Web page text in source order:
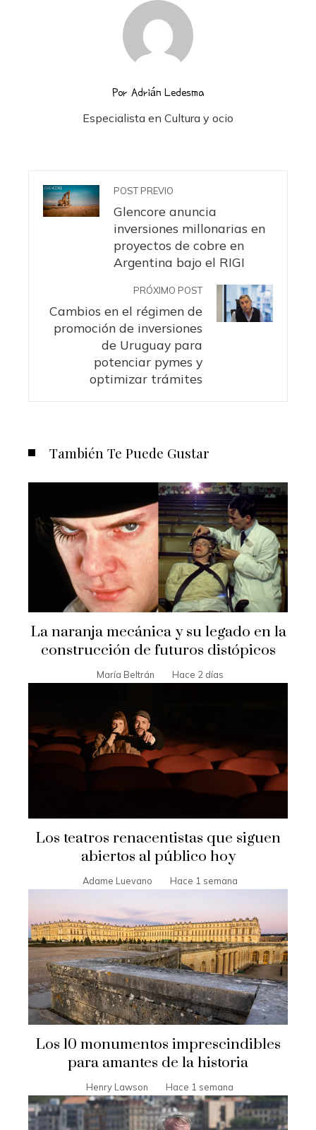
Por Adrián Ledesma
Especialista en Cultura y ocio
POST PREVIO
Glencore anuncia
inversiones millonarias en
proyectos de cobre en
Argentina bajo el RIGI
PRÓXIMO POST
Cambios en el régimen de
promoción de inversiones
de Uruguay para
potenciar pymes y
optimizar trámites
También Te Puede Gustar
La naranja mecánica y su legado en la
construcción de futuros distópicos
María Beltrán Hace 2 días
Los teatros renacentistas que siguen
abiertos al público hoy
Adame Luevano Hace 1 semana
Los 10 monumentos imprescindibles
para amantes de la historia
Henry Lawson Hace 1 semana